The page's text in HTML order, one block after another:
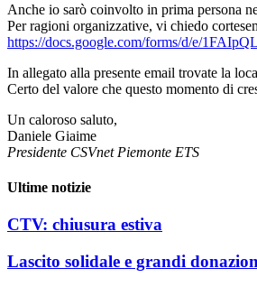
Anche io sarò coinvolto in prima persona
Per ragioni organizzative, vi chiedo
https://docs.google.com/forms/d/e/
In allegato alla presente email trovate la
Certo del valore che questo momento di
Un caloroso saluto,
Daniele Giaime
Presidente CSVnet Piemonte ETS
Ultime notizie
CTV: chiusura estiva
Lascito solidale e grandi